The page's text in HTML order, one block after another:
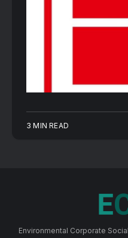
3 MIN READ
Environmental Corporate